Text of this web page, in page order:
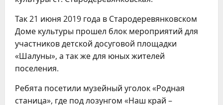
Так 21 июня 2019 года в Стародеревянковском
Доме культуры прошел блок мероприятий для
участников детской досуговой площадки
«Шалуны», а так же для юных жителей
поселения.
Ребята посетили музейный уголок «Родная
станица», где под лозунгом «Наш край –